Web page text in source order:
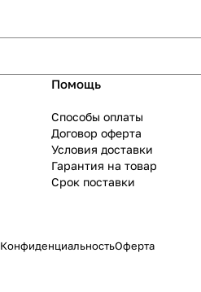
Помощь
Способы оплаты
Договор оферта
Условия доставки
Гарантия на товар
Срок поставки
КонфиденциальностьОферта